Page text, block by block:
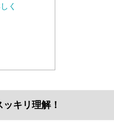
く
ッキリ理解！